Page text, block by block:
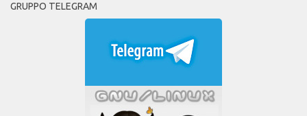
GRUPPO TELEGRAM